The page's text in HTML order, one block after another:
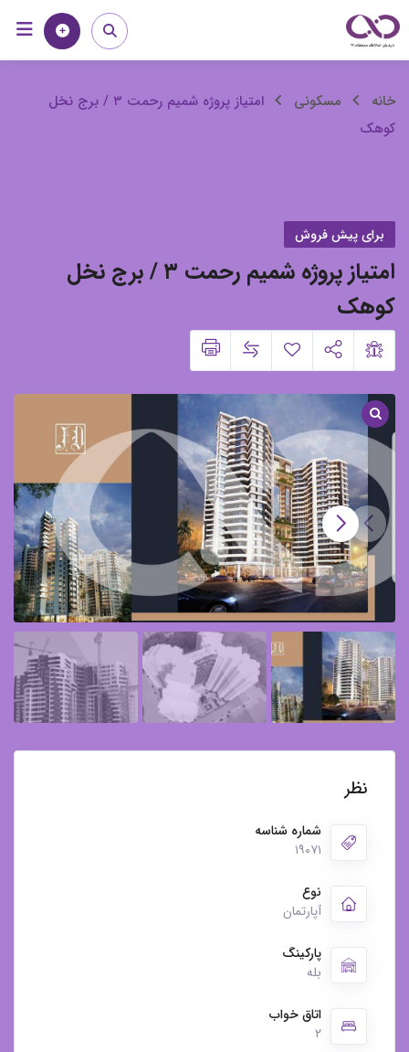
پرش
به
محتوا
خانه
امتیاز
پروژه
رحمت
۳
/
برج
نخل
کوهک
خانه مسکونی
امتیاز پروژه شمیم رحمت ۳ / برج نخل
کوهک
برای پیش فروش
امتیاز پروژه شمیم رحمت ۳ / برج نخل
کوهک
نظر
شماره شناسه
۱۹۰۷۱
نوع
آپارتمان
پارکینگ
بله
اتاق خواب
۲